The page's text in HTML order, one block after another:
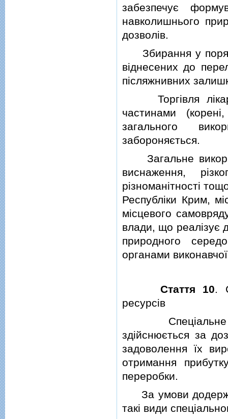
забезпечує
навколишнього
дозволiв.
Збирання у
вiднесених до
пiсляжнивних
Торгiвля
частинами
загального
забороняється.
Загальне
виснаження,
рiзноманiтностi
Республiки Крим,
мiсцевого
влади, що реалiзує
природного
органами
Стаття 10.
ресурсiв
Спецiальне
здiйснюється за
задоволення їх
отримання
переробки.
За умови
такi види